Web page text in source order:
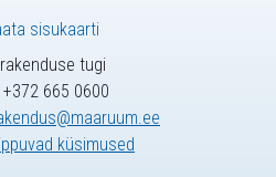
tugi
665 0600
küsimused
sisukaarti